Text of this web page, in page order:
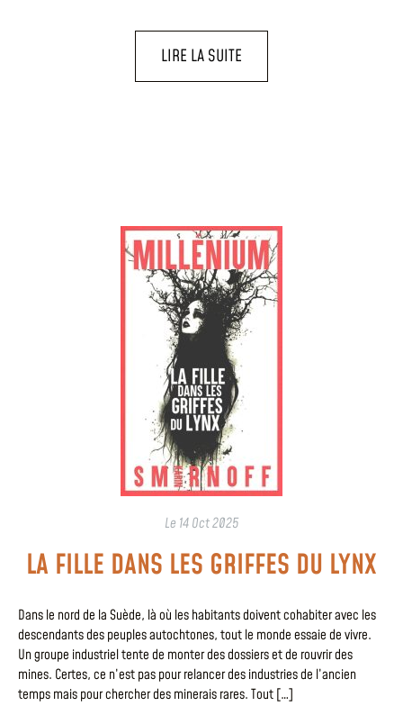
LIRE LA SUITE
Le 14 Oct 2025
LA FILLE DANS LES GRIFFES DU LYNX
Dans le nord de la Suède, là où les habitants doivent cohabiter avec les
descendants des peuples autochtones, tout le monde essaie de vivre.
Un groupe industriel tente de monter des dossiers et de rouvrir des
mines. Certes, ce n’est pas pour relancer des industries de l’ancien
temps mais pour chercher des minerais rares. Tout […]